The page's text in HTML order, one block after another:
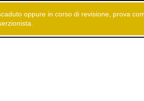
Servizi Astrologia - Cartomanzia
oppure in corso di revisione, prova